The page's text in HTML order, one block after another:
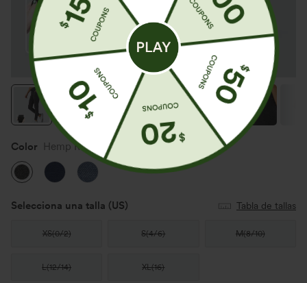
Color Hemp Rope Black Denim
Selecciona una talla (US) Tabla de tallas
XS(0/2) S(4/6) M(8/10)
L(12/14) XL(16)